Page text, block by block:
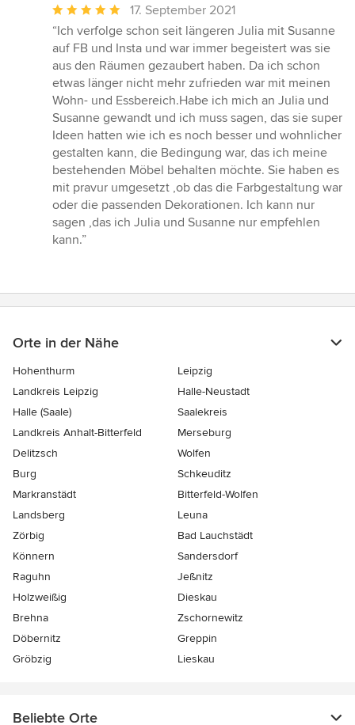
Durchschnittliche
Bewertung:
5
von
5
Sternen
17. September 2021
“Ich verfolge schon seit längeren Julia mit Susanne
auf FB und Insta und war immer begeistert was sie
aus den Räumen gezaubert haben. Da ich schon
etwas länger nicht mehr zufrieden war mit meinen
Wohn- und Essbereich.Habe ich mich an Julia und
Susanne gewandt und ich muss sagen, das sie super
Ideen hatten wie ich es noch besser und wohnlicher
gestalten kann, die Bedingung war, das ich meine
bestehenden Möbel behalten möchte. Sie haben es
mit pravur umgesetzt ,ob das die Farbgestaltung war
oder die passenden Dekorationen. Ich kann nur
sagen ,das ich Julia und Susanne nur empfehlen
kann.”
Orte in der Nähe
Hohenthurm
Leipzig
Landkreis Leipzig
Halle-Neustadt
Halle (Saale)
Saalekreis
Landkreis Anhalt-Bitterfeld
Merseburg
Delitzsch
Wolfen
Burg
Schkeuditz
Markranstädt
Bitterfeld-Wolfen
Landsberg
Leuna
Zörbig
Bad Lauchstädt
Könnern
Sandersdorf
Raguhn
Jeßnitz
Holzweißig
Dieskau
Brehna
Zschornewitz
Döbernitz
Greppin
Gröbzig
Lieskau
Beliebte Orte